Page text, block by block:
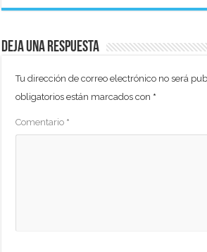
Deja una respuesta
Tu dirección de correo electrónico no será
obligatorios están marcados con *
Comentario *